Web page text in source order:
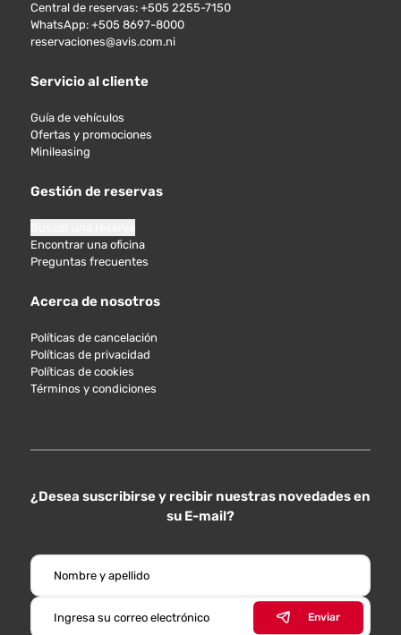
Central de reservas: +505 2255-7150
WhatsApp: +505 8697-8000
reservaciones@avis.com.ni
Servicio al cliente
Guía de vehículos
Ofertas y promociones
Minileasing
Gestión de reservas
Encontrar una oficina
Preguntas frecuentes
Acerca de nosotros
Políticas de cancelación
Políticas de privacidad
Políticas de cookies
Términos y condiciones
¿Desea suscribirse y recibir nuestras novedades en
su E-mail?
Enviar